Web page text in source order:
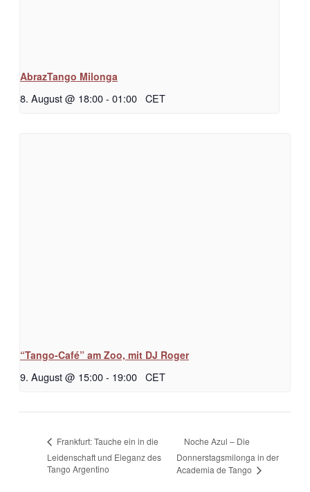
AbrazTango Milonga
8. August @ 18:00- 01:00 CET
“Tango-Café” am Zoo, mit DJ Roger
9. August @ 15:00- 19:00 CET
Frankfurt: Tauche ein in die
Leidenschaft und Eleganz des
Tango Argentino
Noche Azul – Die
Donnerstagsmilonga in der
Academia de Tango